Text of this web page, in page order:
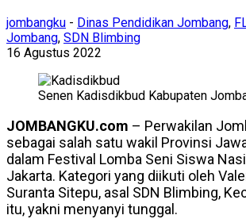
jombangku - Dinas Pendidikan Jombang,
Jombang, SDN Blimbing
16 Agustus 2022
Senen Kadisdikbud Kabupaten
JOMBANGKU.com – Perwakilan
sebagai salah satu wakil Provinsi
dalam Festival Lomba Seni Siswa
Jakarta. Kategori yang diikuti oleh
Suranta Sitepu, asal SDN Blimbing,
itu, yakni menyanyi tunggal.